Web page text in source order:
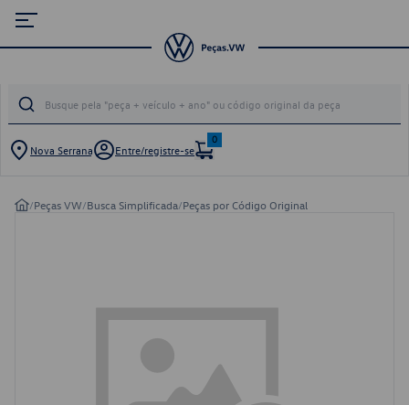
Nova Serrana Entre/registre-se
0
/Peças VW/Busca Simplificada/Peças por Código Original